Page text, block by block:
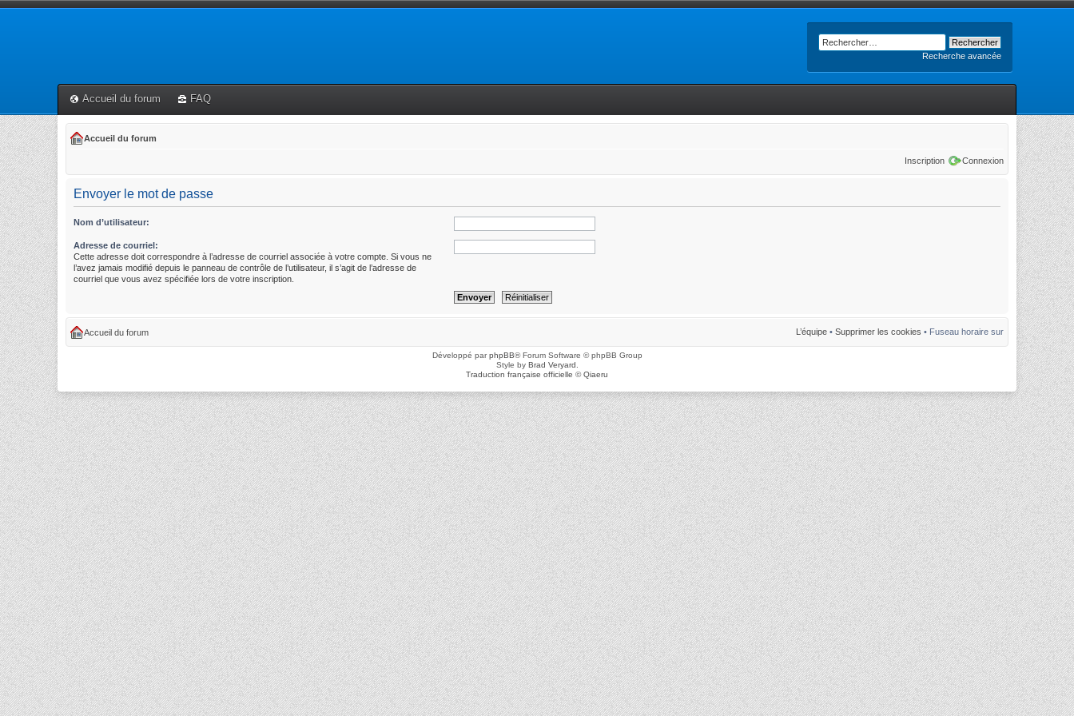
Recherche avancée
Accueil du forum FAQ
Accueil du forum
Inscription Connexion
Envoyer le mot de passe
Nom d’utilisateur:
Adresse de courriel:
Cette adresse doit correspondre à l’adresse de courriel associée à votre compte. Si vous ne
l’avez jamais modifié depuis le panneau de contrôle de l’utilisateur, il s’agit de l’adresse de
courriel que vous avez spécifiée lors de votre inscription.
Accueil du forum L’équipe • Supprimer les cookies • Fuseau horaire sur
Développé parphpBB® Forum Software © phpBB Group
Style by Brad Veryard
Traduction française officielle ©Qiaeru